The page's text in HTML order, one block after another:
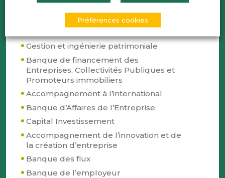
Banque Universelle de Proximité
Gestion et ingénierie patrimoniale
Banque de financement des
Entreprises, Collectivités Publiques et
Promoteurs immobiliers
Accompagnement à l’international
Banque d’Affaires de l’Entreprise
Capital Investissement
Accompagnement de l’innovation et de
la création d’entreprise
Banque des flux
Banque de l’employeur
Préférences cookies